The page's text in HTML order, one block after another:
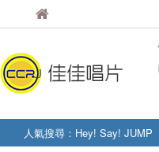
人氣搜尋： Hey! Say! JUMP